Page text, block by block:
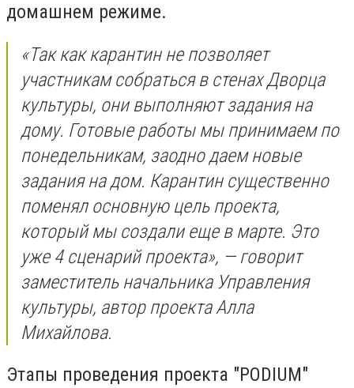
домашнем режиме.
«Так как карантин не позволяет
участникам собраться в стенах Дворца
культуры, они выполняют задания на
дому. Готовые работы мы принимаем по
понедельникам, заодно даем новые
задания на дом. Карантин существенно
поменял основную цель проекта,
который мы создали еще в марте. Это
уже 4 сценарий проекта», — говорит
заместитель начальника Управления
культуры, автор проекта Алла
Михайлова.
Этапы проведения проекта "PODIUM"